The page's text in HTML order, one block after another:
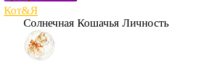
Кот&Я
Солнечная Кошачья Личность